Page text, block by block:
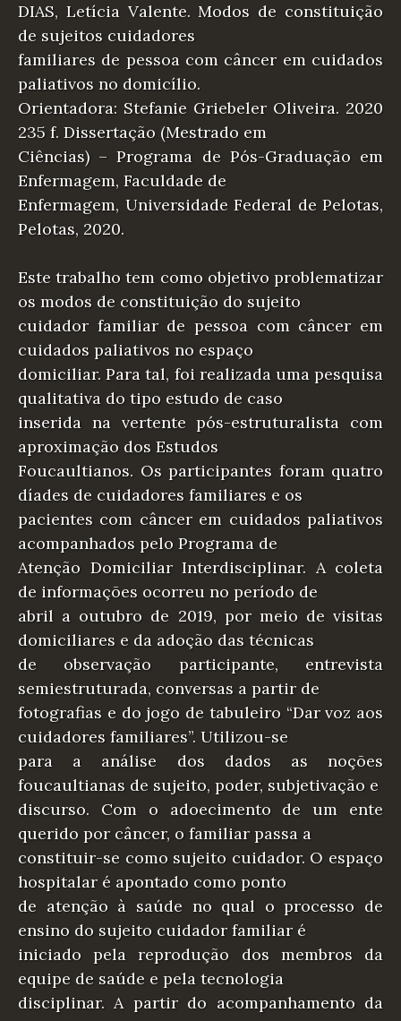
DIAS, Letícia Valente. Modos de constituição
de sujeitos cuidadores
familiares de pessoa com câncer em cuidados
paliativos no domicílio.
Orientadora: Stefanie Griebeler Oliveira. 2020
235 f. Dissertação (Mestrado em
Ciências) – Programa de Pós-Graduação em
Enfermagem, Faculdade de
Enfermagem, Universidade Federal de Pelotas,
Pelotas, 2020.
Este trabalho tem como objetivo problematizar
os modos de constituição do sujeito
cuidador familiar de pessoa com câncer em
cuidados paliativos no espaço
domiciliar. Para tal, foi realizada uma pesquisa
qualitativa do tipo estudo de caso
inserida na vertente pós-estruturalista com
aproximação dos Estudos
Foucaultianos. Os participantes foram quatro
díades de cuidadores familiares e os
pacientes com câncer em cuidados paliativos
acompanhados pelo Programa de
Atenção Domiciliar Interdisciplinar. A coleta
de informações ocorreu no período de
abril a outubro de 2019, por meio de visitas
domiciliares e da adoção das técnicas
de observação participante, entrevista
semiestruturada, conversas a partir de
fotografias e do jogo de tabuleiro “Dar voz aos
cuidadores familiares”. Utilizou-se
para a análise dos dados as noções
foucaultianas de sujeito, poder, subjetivação e
discurso. Com o adoecimento de um ente
querido por câncer, o familiar passa a
constituir-se como sujeito cuidador. O espaço
hospitalar é apontado como ponto
de atenção à saúde no qual o processo de
ensino do sujeito cuidador familiar é
iniciado pela reprodução dos membros da
equipe de saúde e pela tecnologia
disciplinar. A partir do acompanhamento da